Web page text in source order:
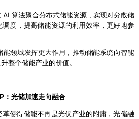
AI 算法聚合分布式储能资源，实现对分散储
度，提高储能资源的利用效率，更好地参
能领域发挥更大作用，推动储能系统向智能
整个储能产业的价值。
：光储加速走向融合
使得储能不再是光伏产业的附庸，光储融